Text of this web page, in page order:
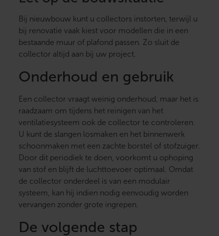
Bij nieuwbouw kunt u collectors instorten, terwijl u
bij renovatie vaak kiest voor modellen die in een
bestaande muur of plafond passen. Zo sluit de
collector altijd aan bij uw project.
Onderhoud en gebruik
Een collector vraagt weinig onderhoud, maar het is
raadzaam om tijdens het reinigen van het
ventilatiesysteem ook de collector te controleren.
U kunt de slangen losmaken en het binnenwerk
schoonmaken met een zachte borstel of stofzuiger.
Door dit periodiek te doen, voorkomt u ophoping
van stof en blijft de luchttoevoer optimaal. Omdat
de collector onderdeel is van een modulair
systeem, kan hij indien nodig eenvoudig worden
vervangen zonder grote ingrepen.
De volgende stap